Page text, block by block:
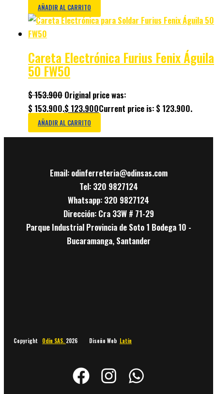
AÑADIR AL CARRITO
Careta Electrónica Furius Fenix Águila
50 FW50
$153.900 Original price was:
$ 153.900.$ 123.900Current price is: $ 123.900.
AÑADIR AL CARRITO
Email: odinferreteria@odinsas.com
Tel: 320 9827124
Whatsapp: 320 9827124
Dirección: Cra 33W # 71-29
Parque Industrial Provincia de Soto 1 Bodega 10 -
Bucaramanga, Santander
Copyright Odín SAS. 2026 Diseño Web Latín